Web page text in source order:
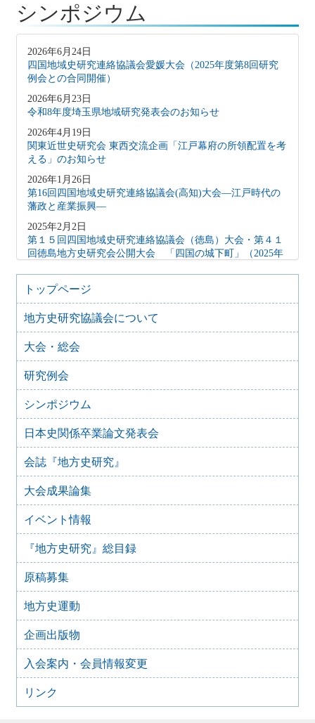
シンポジウム
2026年6月24日
四国地域史研究連絡協議会愛媛大会（2025年度第8回研究
例会との合同開催）
2026年6月23日
令和8年度埼玉県地域研究発表会のお知らせ
2026年4月19日
関東近世史研究会 東西交流企画「江戸幕府の所領配置を考
える」のお知らせ
2026年1月26日
第16回四国地域史研究連絡協議会(高知)大会―江戸時代の
藩政と産業振興―
2025年2月2日
第１５回四国地域史研究連絡協議会（徳島）大会・第４１
回徳島地方史研究会公開大会 「四国の城下町」（2025年
2024年10月27日
地方史研究協議会歴史教育シンポジウム 地方史研究と歴
史教育
2024年8月9日
歴史シンポジウム 水無瀬離宮の黎明と終焉～水無瀬とい
う場を考える
2024年4月16日
四国地域史研究連絡協議会香川大会＋香川歴史学会70周年
記念大会 古代四国における都鄙間・地域間交流（2023年
7月29日）
2023年2月25日
【オンライン】群馬歴史資料継承ネットワーク（ぐんま史
料ネット） 群馬県立女子大学群馬学センター ぐんま地域
文化遺産フォーラム 2022開催のお知らせ
2022年8月28日
第 17 回シンポジウム 歴史教科書・いままでとこれから
開催のお知らせ
2022年6月9日
料保存利用問題シンポジウム「アーカイブズ専門職問題の
新潮流」
2022年2月22日
首都圏形成史研究会 関東近世史研究会 合同例会「江戸
から東京へ」
2021年9月15日
第 16 回シンポジウム 歴史教科書・いままでとこれから
トップページ
地方史研究協議会について
大会・総会
研究例会
シンポジウム
日本史関係卒業論文発表会
会誌『地方史研究』
大会成果論集
イベント情報
『地方史研究』総目録
原稿募集
地方史運動
企画出版物
入会案内・会員情報変更
リンク